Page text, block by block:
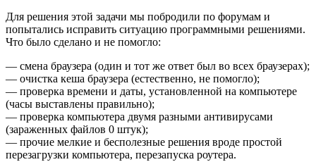
Для решения этой задачи мы побродили по форумам и
попытались исправить ситуацию программными решениями.
Что было сделано и не помогло:
— смена браузера (один и тот же ответ был во всех браузерах);
— очистка кеша браузера (естественно, не помогло);
— проверка времени и даты, установленной на компьютере
(часы выставлены правильно);
— проверка компьютера двумя разными антивирусами
(зараженных файлов 0 штук);
— прочие мелкие и бесполезные решения вроде простой
перезагрузки компьютера, перезапуска роутера.